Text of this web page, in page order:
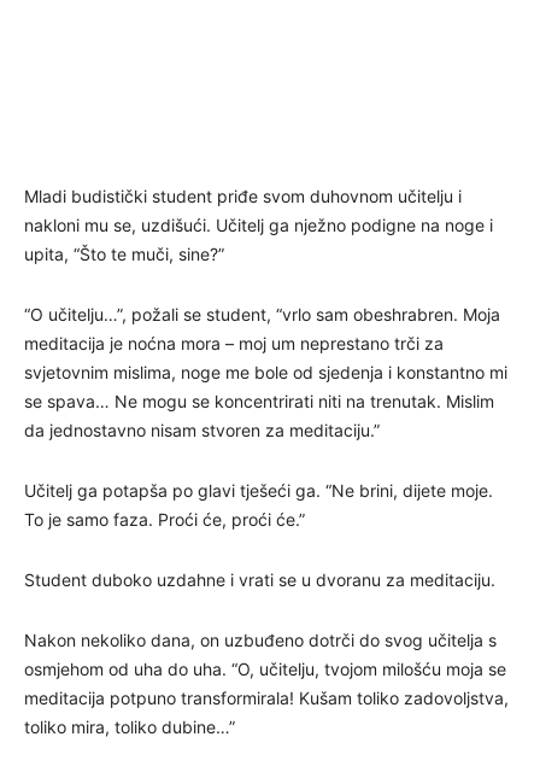
Mladi budistički student priđe svom duhovnom učitelju i
nakloni mu se, uzdišući. Učitelj ga nježno podigne na noge i
upita, “Što te muči, sine?”
“O učitelju…”, požali se student, “vrlo sam obeshrabren. Moja
meditacija je noćna mora – moj um neprestano trči za
svjetovnim mislima, noge me bole od sjedenja i konstantno mi
se spava… Ne mogu se koncentrirati niti na trenutak. Mislim
da jednostavno nisam stvoren za meditaciju.”
Učitelj ga potapša po glavi tješeći ga. “Ne brini, dijete moje.
To je samo faza. Proći će, proći će.”
Student duboko uzdahne i vrati se u dvoranu za meditaciju.
Nakon nekoliko dana, on uzbuđeno dotrči do svog učitelja s
osmjehom od uha do uha. “O, učitelju, tvojom milošću moja se
meditacija potpuno transformirala! Kušam toliko zadovoljstva,
toliko mira, toliko dubine…”